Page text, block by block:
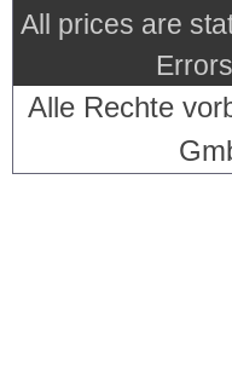
All prices are
Alle Rechte